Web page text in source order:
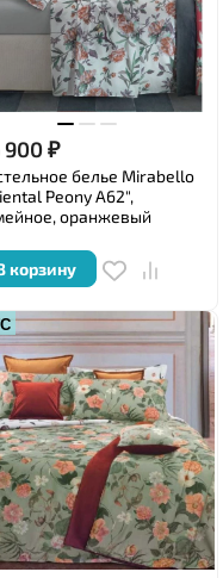
900₽
белье Mirabello
Peony A62",
оранжевый
корзину